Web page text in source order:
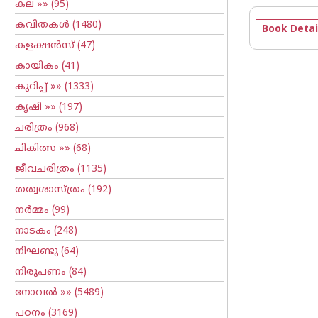
കല »» (95)
കവിതകള്‍ (1480)
കളക്ഷന്‍സ്(47)
കായികം (41)
കുറിപ്പ്‌ »» (1333)
കൃഷി »» (197)
ചരിത്രം (968)
ചികിത്സ »» (68)
ജീവചരിത്രം (1135)
തത്വശാസ്ത്രം (192)
നര്‍മ്മം (99)
നാടകം (248)
നിഘണ്ടു (64)
നിരൂപണം (84)
നോവല്‍ »» (5489)
പഠനം (3169)
Book